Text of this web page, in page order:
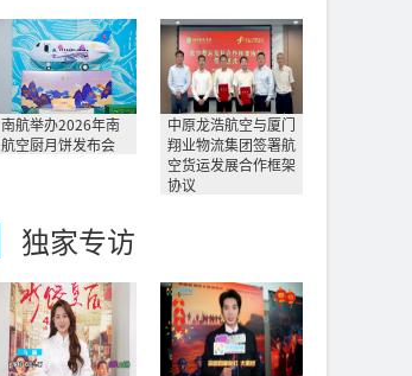
南航举办2026年南
航空厨月饼发布会
中原龙浩航空与厦门
翔业物流集团签署航
空货运发展合作框架
协议
独家专访